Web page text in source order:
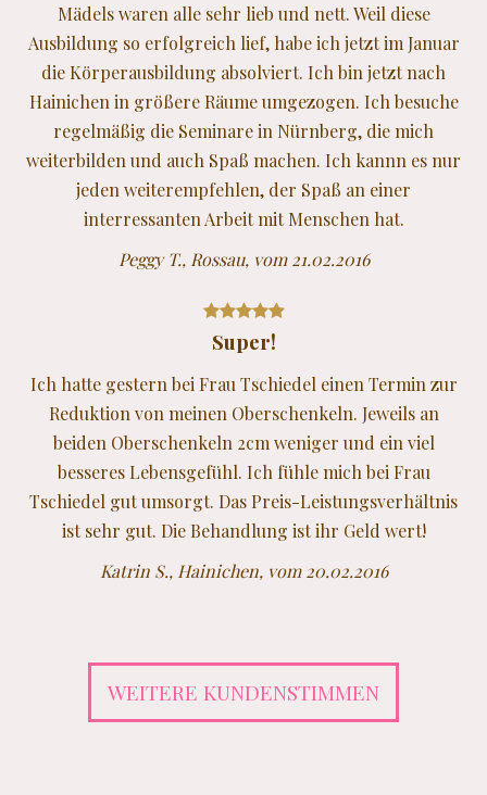
Mädels waren alle sehr lieb und nett. Weil diese
Ausbildung so erfolgreich lief, habe ich jetzt im Januar
die Körperausbildung absolviert. Ich bin jetzt nach
Hainichen in größere Räume umgezogen. Ich besuche
regelmäßig die Seminare in Nürnberg, die mich
weiterbilden und auch Spaß machen. Ich kannn es nur
jeden weiterempfehlen, der Spaß an einer
interressanten Arbeit mit Menschen hat.
Peggy T., Rossau, vom 21.02.2016
Super!
Ich hatte gestern bei Frau Tschiedel einen Termin zur
Reduktion von meinen Oberschenkeln. Jeweils an
beiden Oberschenkeln 2cm weniger und ein viel
besseres Lebensgefühl. Ich fühle mich bei Frau
Tschiedel gut umsorgt. Das Preis-Leistungsverhältnis
ist sehr gut. Die Behandlung ist ihr Geld wert!
Katrin S., Hainichen, vom 20.02.2016
WEITERE KUNDENSTIMMEN